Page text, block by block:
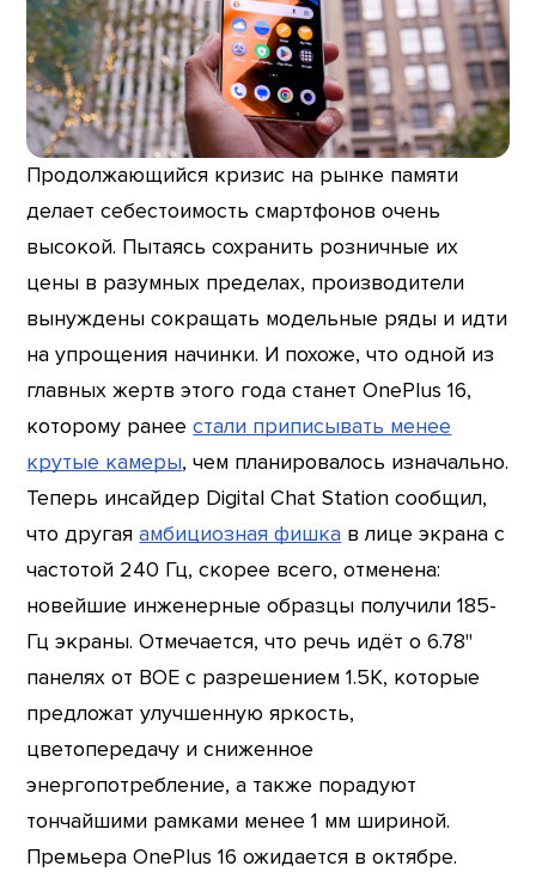
Продолжающийся кризис на рынке памяти
делает себестоимость смартфонов очень
высокой. Пытаясь сохранить розничные их
цены в разумных пределах, производители
вынуждены сокращать модельные ряды и идти
на упрощения начинки. И похоже, что одной из
главных жертв этого года станет OnePlus 16,
которому ранеестали приписывать менее
крутые камеры, чем планировалось изначально.
Теперь инсайдер Digital Chat Station сообщил,
что другаяамбициозная фишка в лице экрана с
частотой 240 Гц, скорее всего, отменена:
новейшие инженерные образцы получили 185-
Гц экраны. Отмечается, что речь идёт о 6.78"
панелях от BOE с разрешением 1.5K, которые
предложат улучшенную яркость,
цветопередачу и сниженное
энергопотребление, а также порадуют
тончайшими рамками менее 1 мм шириной.
Премьера OnePlus 16 ожидается в октябре.